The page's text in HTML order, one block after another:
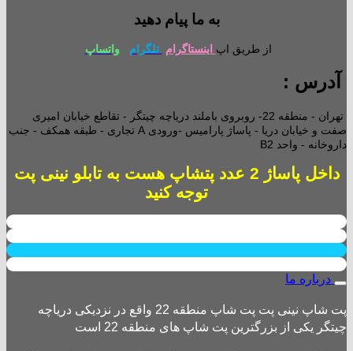
به ما پیام دهید
از طریق اپ اینستاگرام تلگرام واتساپ
آدرس :
تهران - منطقه 22- روبروی باملند دریاچه چیتگر - تقاطع خیابان امیری
صفت و خیابان دریا - پاساژ پارامیس -ورودی A تجاری -
طبقه همکف - جنب
داروخانه - واحد B2
داخل پاساژ 2 عدد پتشاپ هست به تابلو نینی پت
توجه کنید
درباره ما
پت شاپ نینی پت پت شاپ منطقه 22 واقع در نزدیکی دریاچه
چیتگر یکی از بزرگترین پت شاپ های منطقه 22 است